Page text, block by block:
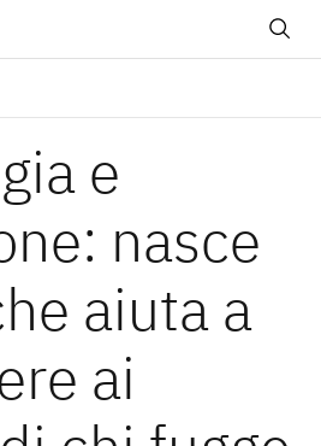
e
nasce
aiuta a
ai